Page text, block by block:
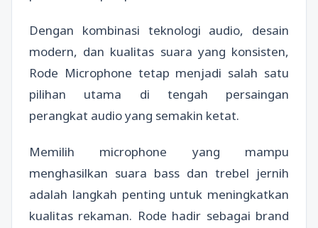
Dengan kombinasi teknologi audio, desain
modern, dan kualitas suara yang konsisten,
Rode Microphone tetap menjadi salah satu
pilihan utama di tengah persaingan
perangkat audio yang semakin ketat.
Memilih microphone yang mampu
menghasilkan suara bass dan trebel jernih
adalah langkah penting untuk meningkatkan
kualitas rekaman. Rode hadir sebagai brand